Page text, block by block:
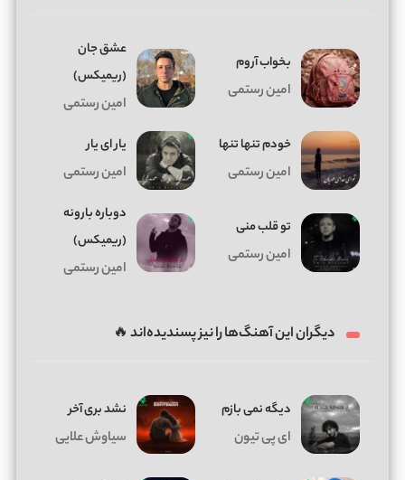
بخواب آروم
امین رستمی
عشق جان
(ریمیکس)
امین رستمی
خودم تنها تنها
امین رستمی
یار ای یار
امین رستمی
تو قلب منی
امین رستمی
دوباره بارونه
(ریمیکس)
امین رستمی
دیگران این آهنگ‌ها را نیز پسندیده‌اند 🔥
دیگه نمی بازم
ای پی تیون
نشد بری آخر
سیاوش علایی